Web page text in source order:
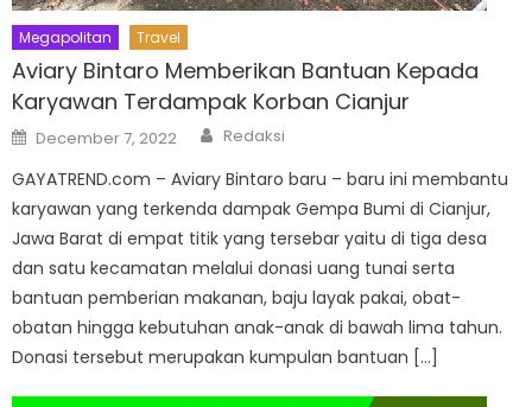
Megapolitan Travel
Aviary Bintaro Memberikan Bantuan Kepada
Karyawan Terdampak Korban Cianjur
Posted
on
December 7, 2022 Author
Redaksi
GAYATREND.com – Aviary Bintaro baru – baru ini membantu
karyawan yang terkenda dampak Gempa Bumi di Cianjur,
Jawa Barat di empat titik yang tersebar yaitu di tiga desa
dan satu kecamatan melalui donasi uang tunai serta
bantuan pemberian makanan, baju layak pakai, obat-
obatan hingga kebutuhan anak-anak di bawah lima tahun.
Donasi tersebut merupakan kumpulan bantuan […]